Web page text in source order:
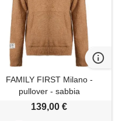
FAMILY FIRST Milano -
pullover - sabbia
139,00 €